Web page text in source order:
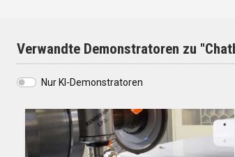
Verwandte Demonstratoren zu
Nur KI-Demonstratoren